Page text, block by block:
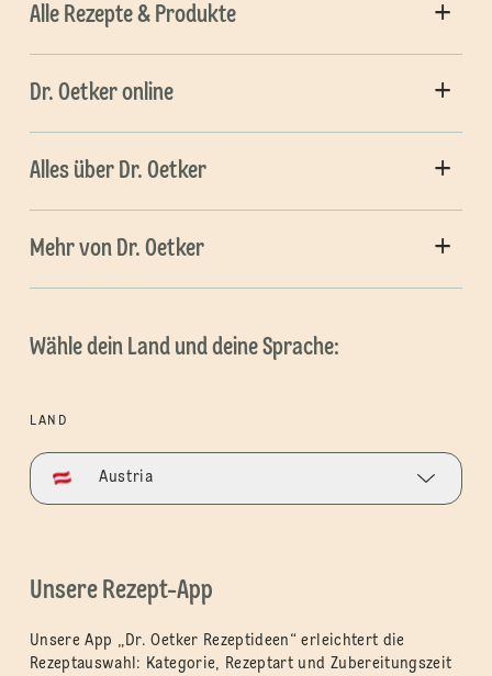
Alle Rezepte & Produkte
Dr. Oetker online
Alles über Dr. Oetker
Mehr von Dr. Oetker
Wähle dein Land und deine Sprache:
LAND
Austria
Unsere Rezept-App
Unsere App „Dr. Oetker Rezeptideen“ erleichtert die
Rezeptauswahl: Kategorie, Rezeptart und Zubereitungszeit